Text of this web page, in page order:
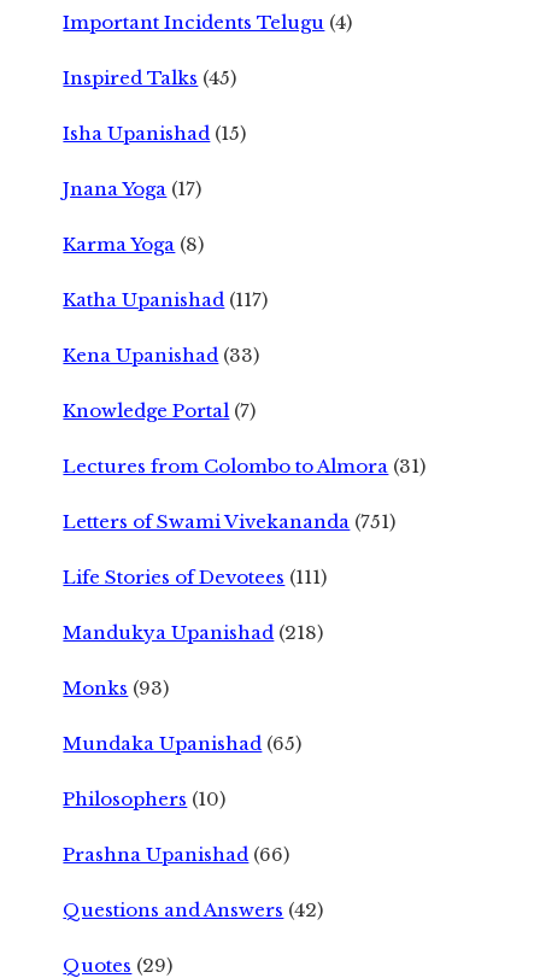
Important Incidents Telugu (4)
Inspired Talks (45)
Isha Upanishad (15)
Jnana Yoga (17)
Karma Yoga (8)
Katha Upanishad (117)
Kena Upanishad (33)
Knowledge Portal (7)
Lectures from Colombo to Almora (31)
Letters of Swami Vivekananda (751)
Life Stories of Devotees (111)
Mandukya Upanishad (218)
Monks (93)
Mundaka Upanishad (65)
Philosophers (10)
Prashna Upanishad (66)
Questions and Answers (42)
Quotes (29)